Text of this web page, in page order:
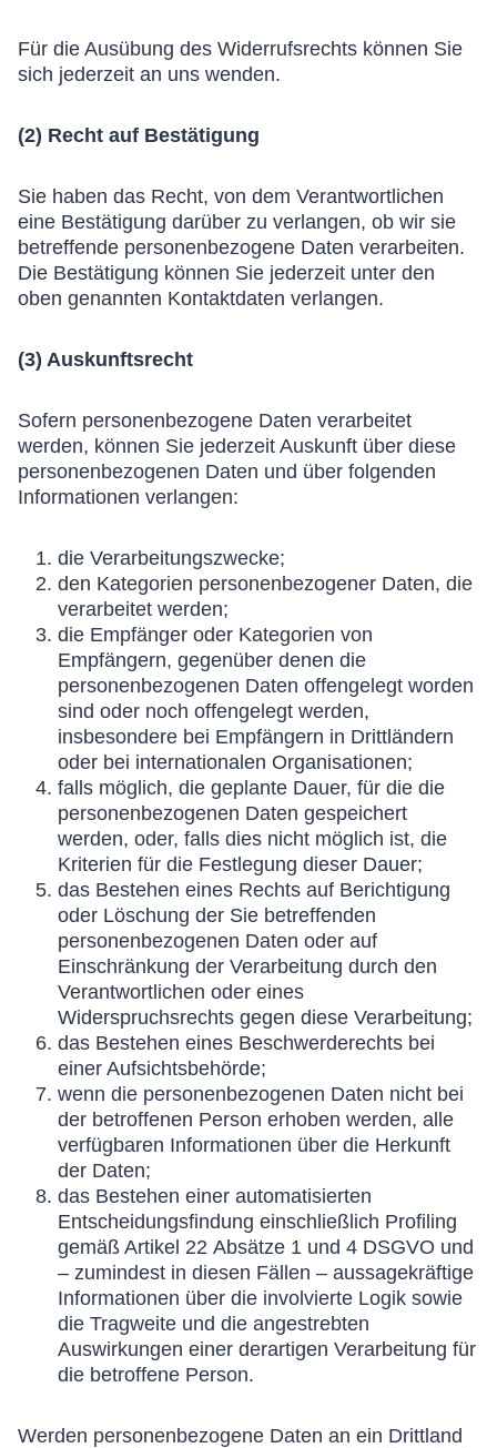
Für die Ausübung des Widerrufsrechts können Sie
sich jederzeit an uns wenden.
(2) Recht auf Bestätigung
Sie haben das Recht, von dem Verantwortlichen
eine Bestätigung darüber zu verlangen, ob wir sie
betreffende personenbezogene Daten verarbeiten.
Die Bestätigung können Sie jederzeit unter den
oben genannten Kontaktdaten verlangen.
(3) Auskunftsrecht
Sofern personenbezogene Daten verarbeitet
werden, können Sie jederzeit Auskunft über diese
personenbezogenen Daten und über folgenden
Informationen verlangen:
die Verarbeitungszwecke;
den Kategorien personenbezogener Daten, die
verarbeitet werden;
die Empfänger oder Kategorien von
Empfängern, gegenüber denen die
personenbezogenen Daten offengelegt worden
sind oder noch offengelegt werden,
insbesondere bei Empfängern in Drittländern
oder bei internationalen Organisationen;
falls möglich, die geplante Dauer, für die die
personenbezogenen Daten gespeichert
werden, oder, falls dies nicht möglich ist, die
Kriterien für die Festlegung dieser Dauer;
das Bestehen eines Rechts auf Berichtigung
oder Löschung der Sie betreffenden
personenbezogenen Daten oder auf
Einschränkung der Verarbeitung durch den
Verantwortlichen oder eines
Widerspruchsrechts gegen diese Verarbeitung;
das Bestehen eines Beschwerderechts bei
einer Aufsichtsbehörde;
wenn die personenbezogenen Daten nicht bei
der betroffenen Person erhoben werden, alle
verfügbaren Informationen über die Herkunft
der Daten;
das Bestehen einer automatisierten
Entscheidungsfindung einschließlich Profiling
gemäß Artikel 22 Absätze 1 und 4 DSGVO und
– zumindest in diesen Fällen – aussagekräftige
Informationen über die involvierte Logik sowie
die Tragweite und die angestrebten
Auswirkungen einer derartigen Verarbeitung für
die betroffene Person.
Werden personenbezogene Daten an ein Drittland